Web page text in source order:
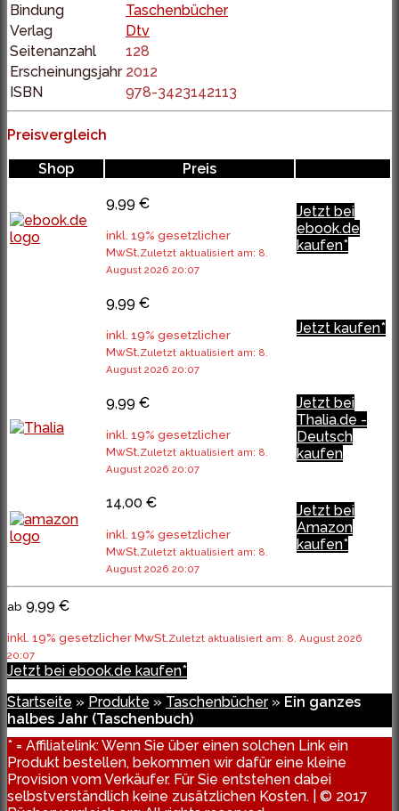
Bindung
Taschenbücher
Verlag
Dtv
Seitenanzahl
128
Erscheinungsjahr 2012
ISBN
978-3423142113
Preisvergleich
Shop
Preis
9,99 €
inkl. 19% gesetzlicher
MwSt.Zuletzt aktualisiert am: 8.
August 2026 20:07
Jetzt bei
ebook.de
kaufen*
9,99 €
inkl. 19% gesetzlicher
MwSt.Zuletzt aktualisiert am: 8.
August 2026 20:07
Jetzt kaufen*
9,99 €
inkl. 19% gesetzlicher
MwSt.Zuletzt aktualisiert am: 8.
August 2026 20:07
Jetzt bei
Thalia.de -
Deutsch
kaufen
14,00 €
inkl. 19% gesetzlicher
MwSt.Zuletzt aktualisiert am: 8.
August 2026 20:07
Jetzt bei
Amazon
kaufen*
ab 9,99 €
inkl. 19% gesetzlicher MwSt.Zuletzt aktualisiert am: 8. August 2026
20:07
Jetzt bei ebook.de kaufen*
Startseite » Produkte » Taschenbücher» Ein ganzes
halbes Jahr (Taschenbuch)
* = Affiliatelink: Wenn Sie über einen solchen Link ein
Produkt bestellen, bekommen wir dafür eine kleine
Provision vom Verkäufer. Für Sie entstehen dabei
selbstverständlich keine zusätzlichen Kosten. | © 2017